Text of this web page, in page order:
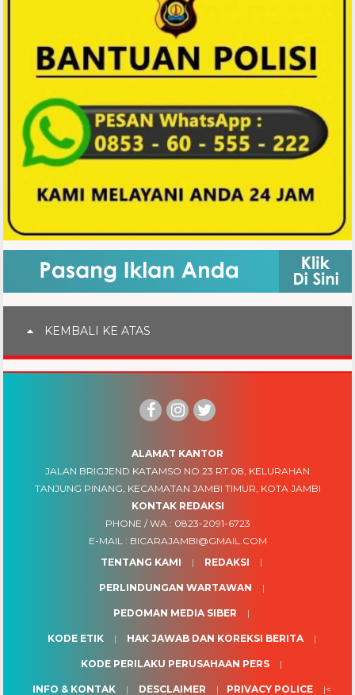
KEMBALI KE ATAS
ALAMAT KANTOR
JALAN BRIGJEND KATAMSO NO.23 RT.08, KELURAHAN
TANJUNG PINANG, KECAMATAN JAMBI TIMUR, KOTA JAMBI
KONTAK REDAKSI
PHONE / WA : 0823-2091-6723
E-MAIL : BICARAJAMBI@GMAIL.COM
TENTANG KAMI
REDAKSI
PERLINDUNGAN WARTAWAN
PEDOMAN MEDIA SIBER
KODE ETIK HAK JAWAB DAN KOREKSI BERITA
KODE PERILAKU PERUSAHAAN PERS
INFO & KONTAK DESCLAIMER PRIVACY POLICE <